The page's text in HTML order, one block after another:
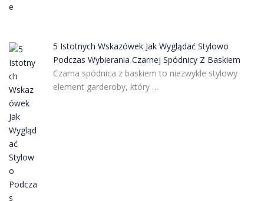
5 Istotnych Wskazówek Jak Wyglądać Stylowo
Podczas Wybierania Czarnej Spódnicy Z Baskiem
Czarna spódnica z baskiem to niezwykle stylowy
element garderoby, który …